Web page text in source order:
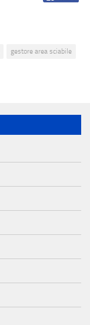
gestore area sciabile